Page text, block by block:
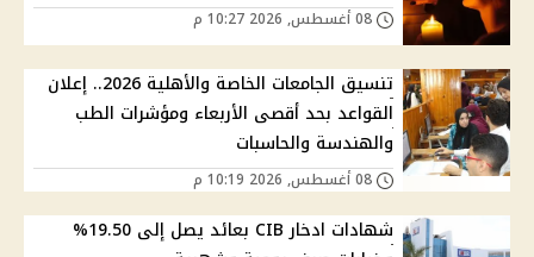
تنسيق الجامعات الخاصة والأهلية 2026.. إعلان
القواعد بحد أقصى الأربعاء ومؤشرات الطب
والهندسة والحاسبات
شهادات ادخار CIB بعائد يصل إلى 19.50%